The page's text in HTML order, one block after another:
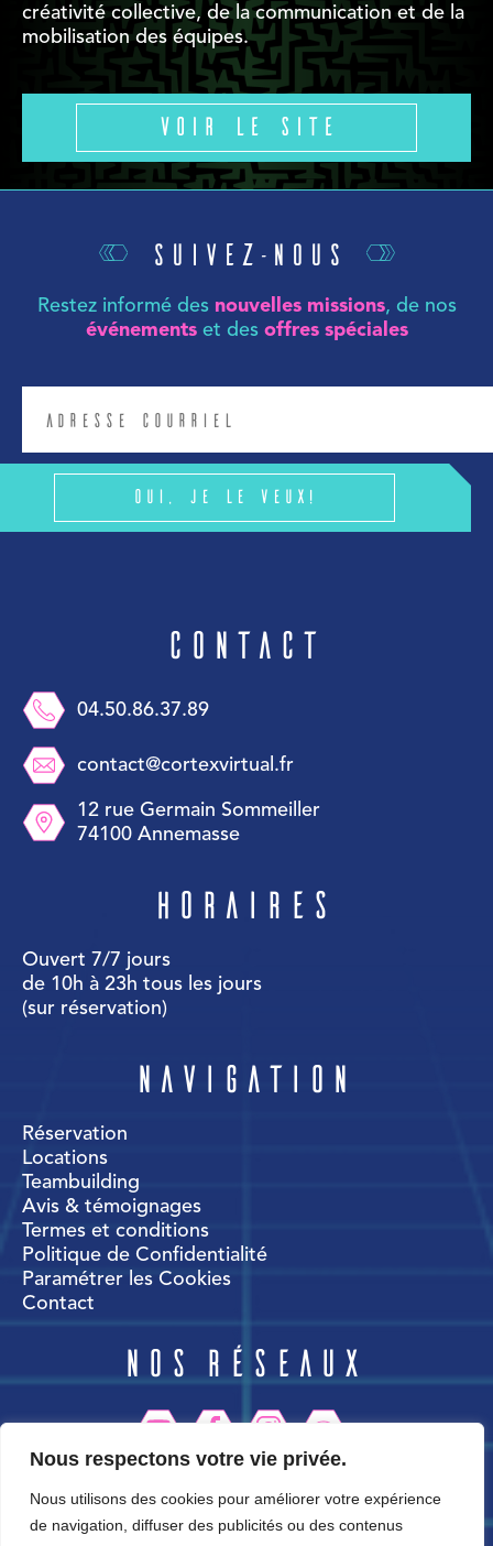
Nous respectons votre vie privée.
Nous utilisons des cookies pour améliorer votre expérience
de navigation, diffuser des publicités ou des contenus
créativité collective, de la communication et de la
mobilisation des équipes.
Voir le site
Suivez-nous
Restez informé des nouvelles missions, de nos
événementset des offres spéciales
Oui, je le veux!
Contact
04.50.86.37.89
contact@cortexvirtual.fr
12 rue Germain Sommeiller
74100 Annemasse
Horaires
Ouvert 7/7 jours
de 10h à 23h tous les jours
(sur réservation)
Navigation
Réservation
Locations
Teambuilding
Avis & témoignages
Termes et conditions
Politique de Confidentialité
Paramétrer les Cookies
Contact
Nos réseaux
CortexWorld